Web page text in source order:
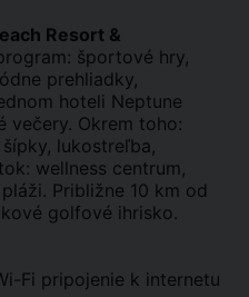
Resort &
športové hry,
prehliadky,
hoteli Neptune
večery. Okrem toho:
lukostreľba,
wellness centrum,
Približne 10 km od
golfové ihrisko.
Fi pripojenie k internetu